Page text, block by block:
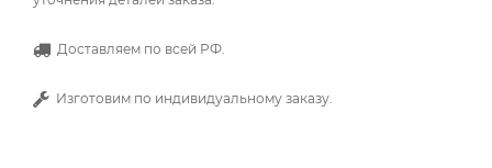
Доставляем по всей РФ.
Изготовим по индивидуальному заказу.